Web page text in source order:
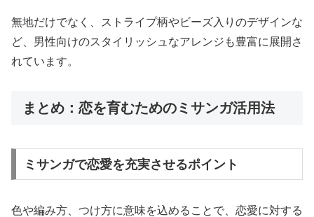
無地だけでなく、ストライプ柄やビーズ入りのデザインな
ど、男性向けのスタイリッシュなアレンジも豊富に展開さ
れています。
まとめ：恋を育むためのミサンガ活用法
ミサンガで恋愛を充実させるポイント
色や編み方、つけ方に意味を込めることで、恋愛に対する